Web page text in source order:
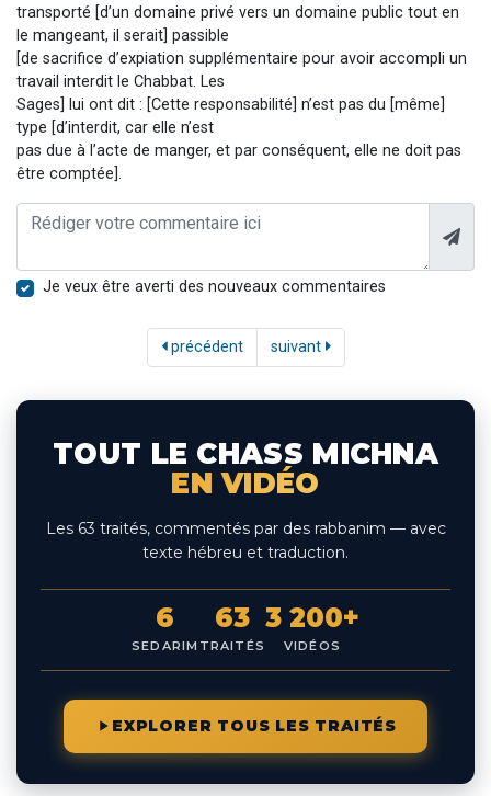
transporté [d’un domaine privé vers un domaine public tout en
le mangeant, il serait] passible
[de sacrifice d’expiation supplémentaire pour avoir accompli un
travail interdit le Chabbat. Les
Sages] lui ont dit : [Cette responsabilité] n’est pas du [même]
type [d’interdit, car elle n’est
pas due à l’acte de manger, et par conséquent, elle ne doit pas
être comptée].
Je veux être averti des nouveaux commentaires
précédent suivant
TOUT LE CHASS MICHNA
EN VIDÉO
Les 63 traités, commentés par des rabbanim — avec
texte hébreu et traduction.
6
SEDARIM
63
TRAITÉS
3 200+
VIDÉOS
EXPLORER TOUS LES TRAITÉS